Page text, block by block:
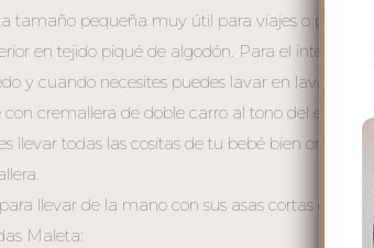
tamaño pequeña muy útil para viajes o para
en tejido piqué de algodón. Para el interior
y cuando necesites puedes lavar en lavadora
con cremallera de doble carro al tono del
llevar todas las cositas de tu bebé bien
llevar de la mano con sus asas cortas o
Maleta: